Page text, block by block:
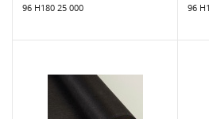
96 H180 25 000 96